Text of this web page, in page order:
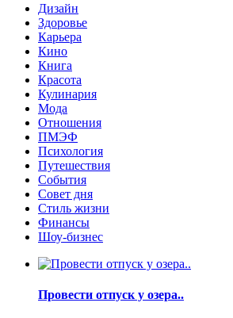
Дизайн
Здоровье
Карьера
Кино
Книга
Красота
Кулинария
Мода
Отношения
ПМЭФ
Психология
Путешествия
События
Совет дня
Стиль жизни
Финансы
Шоу-бизнес
Провести отпуск у озера..